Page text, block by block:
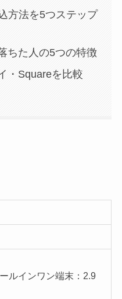
方法を5つステップ
ちた人の5つの特徴
・Squareを比較
ルインワン端末：2.9